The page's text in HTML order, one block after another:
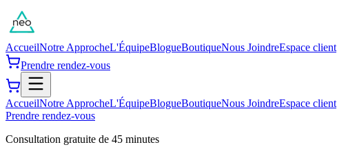
AccueilNotre ApprocheL'ÉquipeBlogueBoutiqueNous JoindreEspace client
Prendre rendez-vous
AccueilNotre ApprocheL'ÉquipeBlogueBoutiqueNous JoindreEspace client
Prendre rendez-vous
Consultation gratuite de 45 minutes